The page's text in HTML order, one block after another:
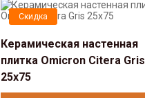
Скидка
Керамическая настенная
плитка Omicron Citera Gris
25x75